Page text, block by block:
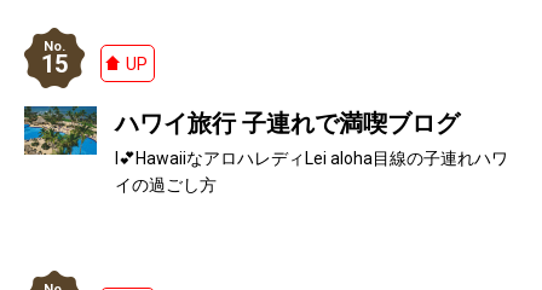
15 UP
ハワイ旅行 子連れで満喫ブログ
I💕HawaiiなアロハレディLei aloha目線の子連れハワ
イの過ごし方